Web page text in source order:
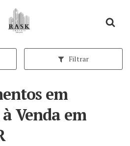
Página inicial
Filtrar
em
Venda em